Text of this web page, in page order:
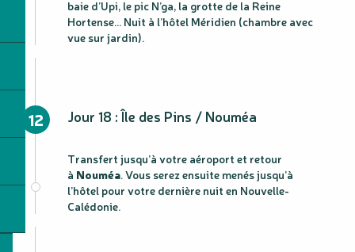
baie d’Upi, le pic N’ga, la grotte de la Reine
Hortense… Nuit à l’hôtel Méridien (chambre avec
vue sur jardin).
12 Jour 18 : Île des Pins / Nouméa
Transfert jusqu’à votre aéroport et retour
à Nouméa. Vous serez ensuite menés jusqu’à
l’hôtel pour votre dernière nuit en Nouvelle-
Calédonie.